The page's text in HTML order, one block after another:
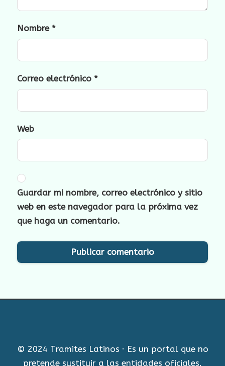
Nombre *
Correo electrónico *
Web
Guardar mi nombre, correo electrónico y sitio
web en este navegador para la próxima vez
que haga un comentario.
© 2024 Tramites Latinos · Es un portal que no
pretende sustituir a las entidades oficiales.